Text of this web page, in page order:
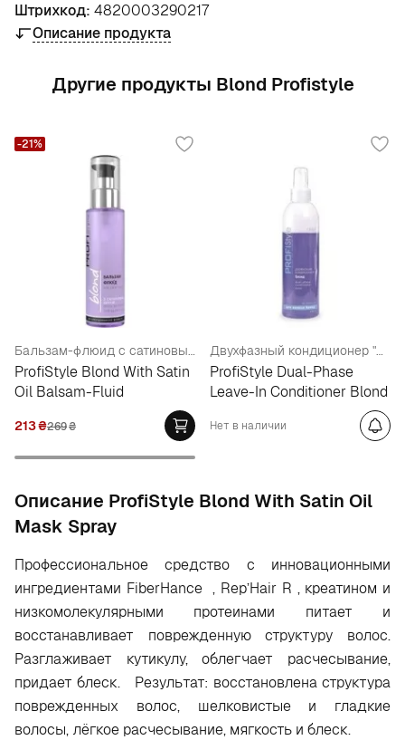
Штрихкод: 4820003290217
Описание продукта
Другие продукты Blond Profistyle
Бальзам-флюид с сатиновым маслом
ProfiStyle Blond With Satin
Oil Balsam-Fluid
213₴269₴
-21%
Двухфазный кондиционер "Блонд"
ProfiStyle Dual-Phase
Leave-In Conditioner Blond
Нет в наличии
Oписание ProfiStyle Blond With Satin Oil
Mask Spray
Профессиональное средство с инновационными
ингредиентами FiberHance , Rep’Hair R , креатином и
низкомолекулярными протеинами питает и
восстанавливает поврежденную структуру волос.
Разглаживает кутикулу, облегчает расчесывание,
придает блеск. Результат: восстановлена структура
поврежденных волос, шелковистые и гладкие
волосы, лёгкое расчесывание, мягкость и блеск.